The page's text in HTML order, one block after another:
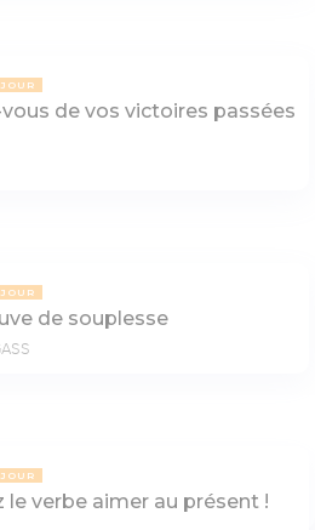
de vos victoires passées
de souplesse
le verbe aimer au présent !